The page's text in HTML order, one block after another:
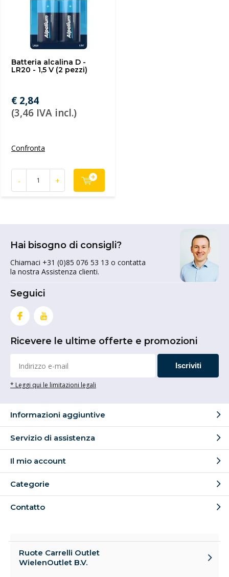
Batteria alcalina D -
LR20 - 1,5 V (2 pezzi)
€ 2,84
(3,46 IVA incl.)
Confronta
- +
Hai bisogno di consigli?
Chiamaci +31 (0)85 076 53 13 o contatta
la nostra Assistenza clienti.
Seguici
Ricevere le ultime offerte e promozioni
Iscriviti
* Leggi qui le limitazioni legali
Informazioni aggiuntive
Servizio di assistenza
Il mio account
Categorie
Contatto
Ruote Carrelli Outlet
WielenOutlet B.V.